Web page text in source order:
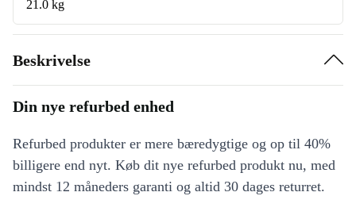
21.0 kg
Beskrivelse
Din nye refurbed enhed
Refurbed produkter er mere bæredygtige og op til 40%
billigere end nyt. Køb dit nye refurbed produkt nu, med
mindst 12 måneders garanti og altid 30 dages returret.